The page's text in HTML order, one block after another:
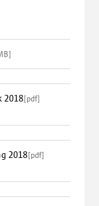
]
2018[pdf]
2018[pdf]